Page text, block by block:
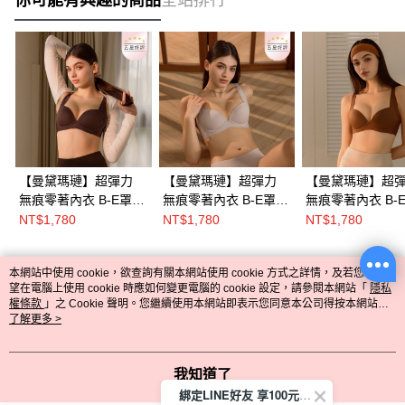
【曼黛瑪璉】超彈力
無痕零著內衣 B-E罩杯
(柔霧褐)
NT$1,780
【曼黛瑪璉】超彈力
無痕零著內衣 B-E罩杯
(奶霜灰)
NT$1,780
【曼黛瑪璉】超
無痕零著內衣 B-
(金燦棕)
NT$1,780
熱門標籤
本網站中使用 cookie，欲查詢有關本網站使用 cookie 方式之詳情，及若您不希
望在電腦上使用 cookie 時應如何變更電腦的 cookie 設定，請參閱本網站「 隱私
權條款 」之 Cookie 聲明。您繼續使用本網站即表示您同意本公司得按本網站使
用條款之 Cookie 聲明使用 cookie。
了解更多 >
我知道了
綁定LINE好友 享100元折價券